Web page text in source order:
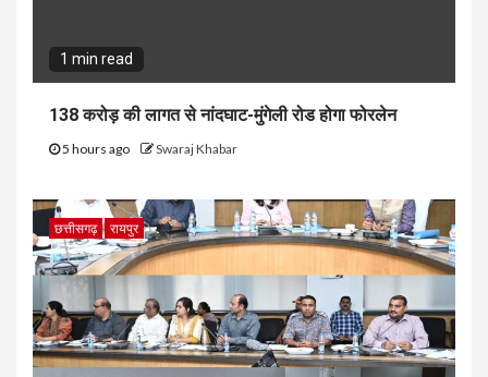
1 min read
138 करोड़ की लागत से नांदघाट-मुंगेली रोड होगा फोरलेन
5 hours ago Swaraj Khabar
छत्तीसगढ़ रायपुर